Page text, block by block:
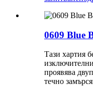
0609 Blue
Тази хартия
проявява
течно